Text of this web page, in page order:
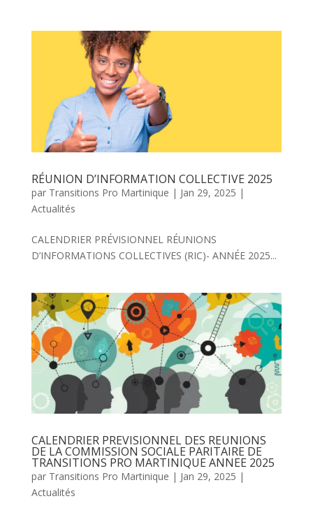
RÉUNION D’INFORMATION COLLECTIVE 2025
par Transitions Pro Martinique | Jan 29, 2025 |
Actualités
CALENDRIER PRÉVISIONNEL RÉUNIONS
D’INFORMATIONS COLLECTIVES (RIC)- ANNÉE 2025...
CALENDRIER PREVISIONNEL DES REUNIONS
DE LA COMMISSION SOCIALE PARITAIRE DE
TRANSITIONS PRO MARTINIQUE ANNEE 2025
par Transitions Pro Martinique | Jan 29, 2025 |
Actualités